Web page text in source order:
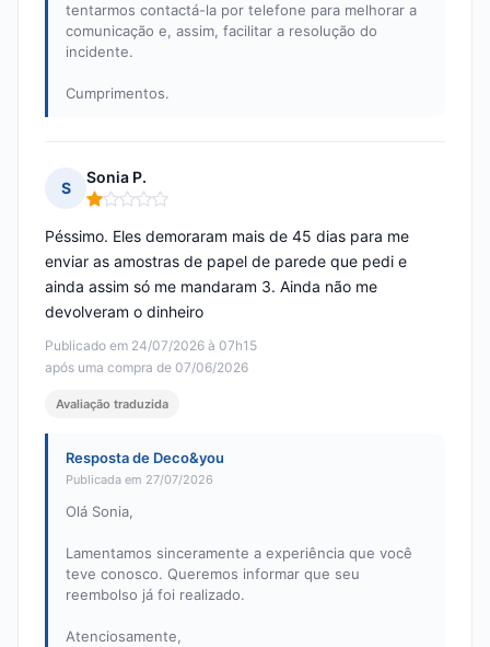
tentarmos contactá-la por telefone para melhorar a
comunicação e, assim, facilitar a resolução do
incidente.
Cumprimentos.
S
Sonia P.
Nota: 1 em 5
Publicado em 24/07/2026 à 07h15
após uma compra de 07/06/2026
Péssimo. Eles demoraram mais de 45 dias para me
enviar as amostras de papel de parede que pedi e
ainda assim só me mandaram 3. Ainda não me
devolveram o dinheiro
Avaliação traduzida
Resposta de Deco&you
Publicada em 27/07/2026
Olá Sonia,
Lamentamos sinceramente a experiência que você
teve conosco. Queremos informar que seu
reembolso já foi realizado.
Atenciosamente,